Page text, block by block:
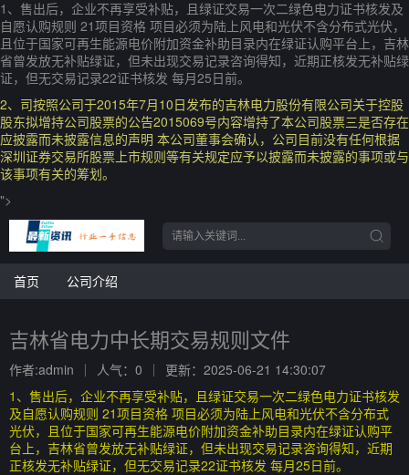
1、售出后，企业不再享受补贴，且绿证交易一次二绿色电力证书核发及
自愿认购规则 21项目资格 项目必须为陆上风电和光伏不含分布式光伏，
且位于国家可再生能源电价附加资金补助目录内在绿证认购平台上，吉林
省曾发放无补贴绿证，但未出现交易记录咨询得知，近期正核发无补贴绿
证，但无交易记录22证书核发 每月25日前。
2、司按照公司于2015年7月10日发布的吉林电力股份有限公司关于控股
股东拟增持公司股票的公告2015069号内容增持了本公司股票三是否存在
应披露而未披露信息的声明 本公司董事会确认，公司目前没有任何根据
深圳证券交易所股票上市规则等有关规定应予以披露而未披露的事项或与
该事项有关的筹划。
">
首页 公司介绍
吉林省电力中长期交易规则文件
作者:admin 人气：0
更新：2025-06-21 14:30:07
1、售出后，企业不再享受补贴，且绿证交易一次二绿色电力证书核发
及自愿认购规则 21项目资格 项目必须为陆上风电和光伏不含分布式
光伏，且位于国家可再生能源电价附加资金补助目录内在绿证认购平
台上，吉林省曾发放无补贴绿证，但未出现交易记录咨询得知，近期
正核发无补贴绿证，但无交易记录22证书核发 每月25日前。